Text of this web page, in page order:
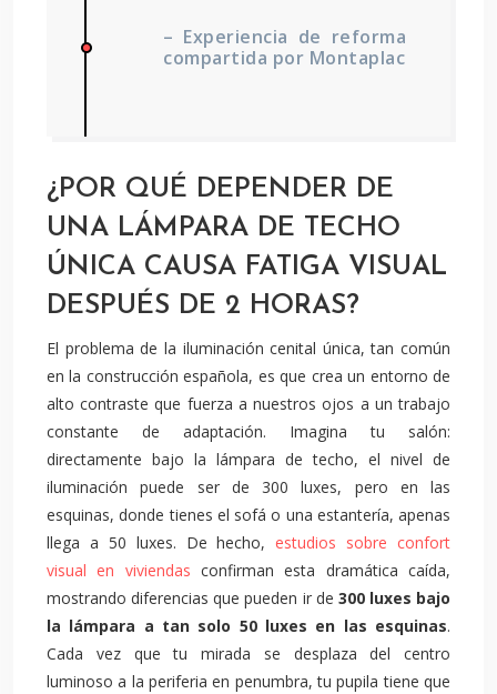
– Experiencia de reforma
compartida por Montaplac
¿POR QUÉ DEPENDER DE
UNA LÁMPARA DE TECHO
ÚNICA CAUSA FATIGA VISUAL
DESPUÉS DE 2 HORAS?
El problema de la iluminación cenital única, tan común
en la construcción española, es que crea un entorno de
alto contraste que fuerza a nuestros ojos a un trabajo
constante de adaptación. Imagina tu salón:
directamente bajo la lámpara de techo, el nivel de
iluminación puede ser de 300 luxes, pero en las
esquinas, donde tienes el sofá o una estantería, apenas
llega a 50 luxes. De hecho, estudios sobre confort
visual en viviendas confirman esta dramática caída,
mostrando diferencias que pueden ir de 300 luxes bajo
la lámpara a tan solo 50 luxes en las esquinas.
Cada vez que tu mirada se desplaza del centro
luminoso a la periferia en penumbra, tu pupila tiene que